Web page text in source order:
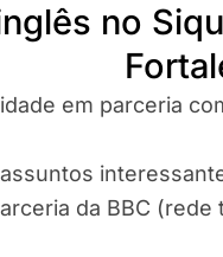
no
em parceria
da BBC (rede